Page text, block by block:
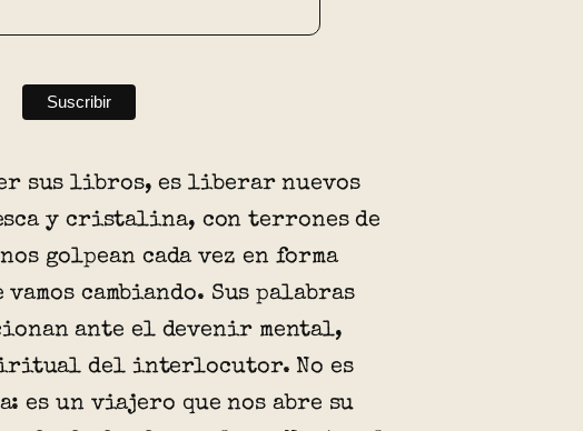
sus libros, es liberar nuevos
y cristalina, con terrones de
golpean cada vez en forma
cambiando. Sus palabras
ante el devenir mental,
del interlocutor. No es
es un viajero que nos abre su